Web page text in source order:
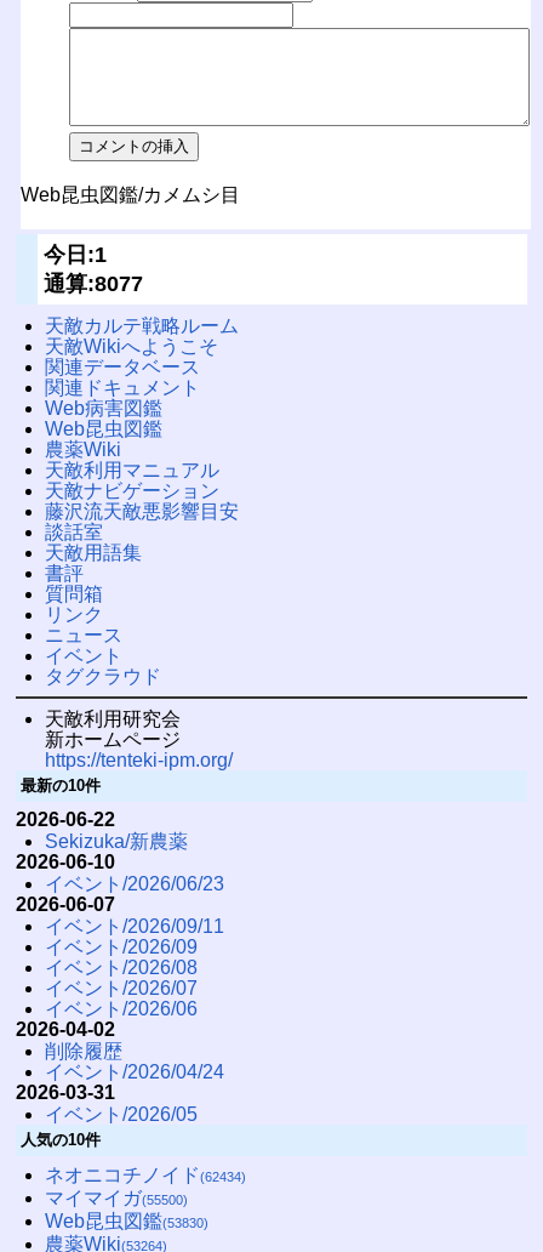
Web昆虫図鑑/カメムシ目
今日:1
通算:8077
天敵カルテ戦略ルーム
天敵Wikiへようこそ
関連データベース
関連ドキュメント
Web病害図鑑
Web昆虫図鑑
農薬Wiki
天敵利用マニュアル
天敵ナビゲーション
藤沢流天敵悪影響目安
談話室
天敵用語集
書評
質問箱
リンク
ニュース
イベント
タグクラウド
天敵利用研究会
新ホームページ
https://tenteki-ipm.org/
最新の10件
2026-06-22
Sekizuka/新農薬
2026-06-10
イベント/2026/06/23
2026-06-07
イベント/2026/09/11
イベント/2026/09
イベント/2026/08
イベント/2026/07
イベント/2026/06
2026-04-02
削除履歴
イベント/2026/04/24
2026-03-31
イベント/2026/05
人気の10件
ネオニコチノイド(62434)
マイマイガ(55500)
Web昆虫図鑑(53830)
農薬Wiki(53264)